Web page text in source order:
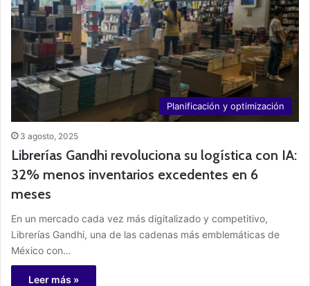
Planificación y optimización
3 agosto, 2025
Librerías Gandhi revoluciona su logística con IA:
32% menos inventarios excedentes en 6
meses
En un mercado cada vez más digitalizado y competitivo,
Librerías Gandhi, una de las cadenas más emblemáticas de
México con…
Leer más »